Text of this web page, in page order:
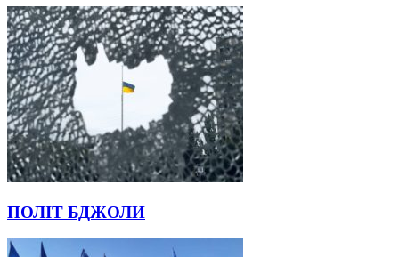
ПОЛІТ БДЖОЛИ